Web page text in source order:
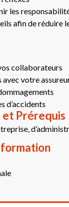
les
afin de réduire
collaborateurs
avec votre
d’accidents
et Prérequis